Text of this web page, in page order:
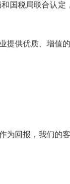
国税局联合认定
供优质、增值的
为回报，我们的